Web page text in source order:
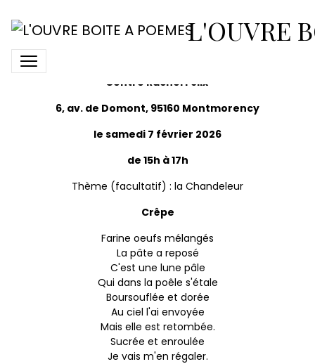
L'OUVRE
Chandeleur 7.02.26
Centre Rachel Félix
6, av. de Domont, 95160 Montmorency
le samedi 7 février 2026
de 15h à 17h
Thème (facultatif) : la Chandeleur
Crêpe
Farine oeufs mélangés
La pâte a reposé
C'est une lune pâle
Qui dans la poêle s'étale
Boursouflée et dorée
Au ciel l'ai envoyée
Mais elle est retombée.
Sucrée et enroulée
Je vais m'en régaler.